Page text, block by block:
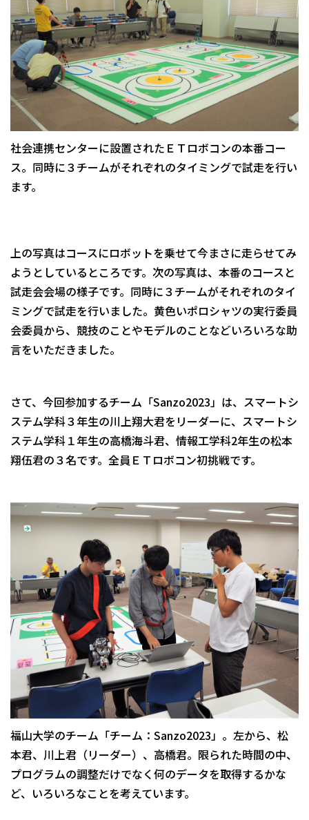
社会連携センターに設置されたＥＴロボコンの本番コー
ス。同時に３チームがそれぞれのタイミングで試走を行い
ます。
上の写真はコースにロボットを乗せて今まさに走らせてみ
ようとしているところです。次の写真は、本番のコースと
試走会会場の様子です。同時に３チームがそれぞれのタイ
ミングで試走を行いました。黄色いポロシャツの実行委員
会委員から、競技のことやモデルのことなどいろいろな助
言をいただきました。
さて、今回参加するチーム「Sanzo2023」は、スマートシ
ステム学科３年生の川上翔大君をリーダーに、スマートシ
ステム学科１年生の高橋海斗君、情報工学科2年生の松本
翔伍君の３名です。全員ＥＴロボコン初挑戦です。
福山大学のチーム「チーム：Sanzo2023」。左から、松
本君、川上君（リーダー）、高橋君。限られた時間の中、
プログラムの調整だけでなく何のデータを取得するかな
ど、いろいろなことを考えています。